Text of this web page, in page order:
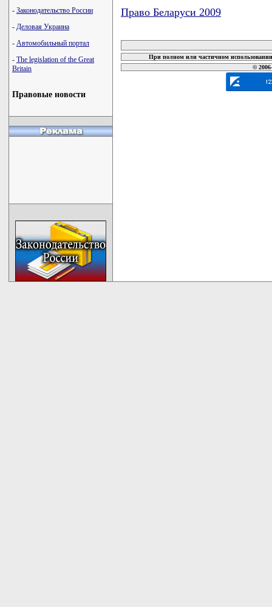
- Законодательство России
- Деловая Украина
- Автомобильный портал
- The legislation of the Great
Britain
Правовые новости
Право Беларуси 2009
При полном или частичном
©